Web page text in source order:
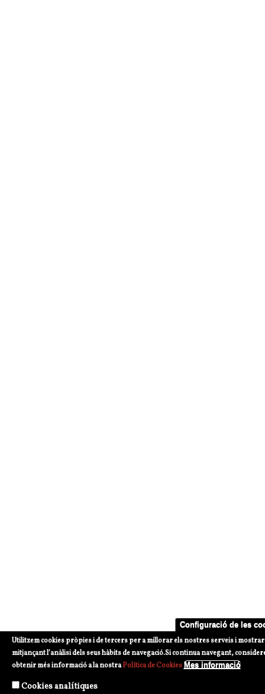
Configuració de les
Utilitzem cookies pròpies i de tercers per a millorar els nostres serveis i
mitjançant l’anàlisi dels seus hàbits de navegació.Si continua navegant,
obtenir més informació a la nostraPolítica de Cookies Mes informació
Cookies analítiques